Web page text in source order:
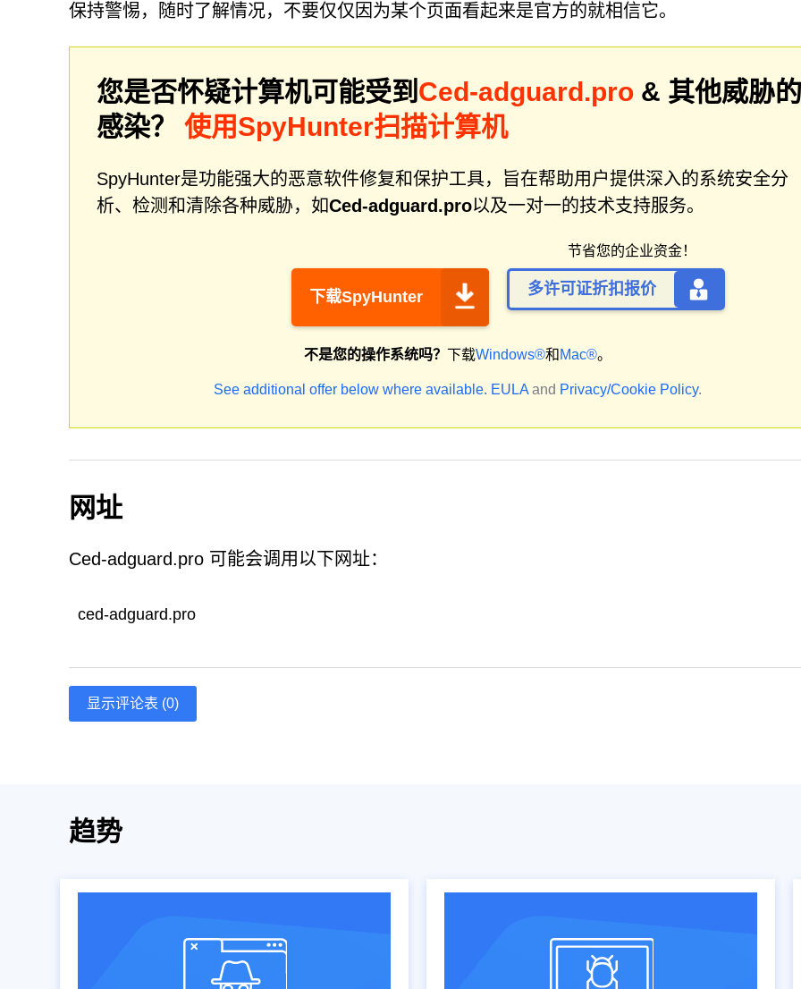
保持警惕，随时了解情况，不要仅仅因为某个页面看起来是官方的就相信它。
您是否怀疑计算机可能受到Ced-adguard.pro & 其他威胁的
感染？ 使用SpyHunter扫描计算机
SpyHunter是功能强大的恶意软件修复和保护工具，旨在帮助用户提供深入的系统安全分
析、检测和清除各种威胁，如Ced-adguard.pro以及一对一的技术支持服务。
下载SpyHunter
节省您的企业资金！
多许可证折扣报价
不是您的操作系统吗？ 下载Windows®和 Mac®。
See additional offer below where available. EULA and Privacy/Cookie Policy.
网址
Ced-adguard.pro 可能会调用以下网址：
ced-adguard.pro
显示评论表 (0)
趋势